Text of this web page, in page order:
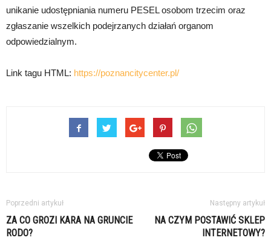
unikanie udostępniania numeru PESEL osobom trzecim oraz
zgłaszanie wszelkich podejrzanych działań organom
odpowiedzialnym.
Link tagu HTML: https://poznancitycenter.pl/
Poprzedni artykuł
ZA CO GROZI KARA NA GRUNCIE
RODO?
Następny artykuł
NA CZYM POSTAWIĆ SKLEP
INTERNETOWY?